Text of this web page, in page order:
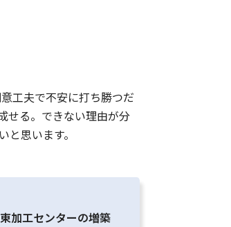
工夫で不安に打ち勝つだ
せる。できない理由が分
思います。
加工センターの増築